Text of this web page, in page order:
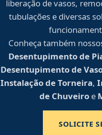
liberação de vasos,
tubulações e diversas
Conheça também
Desentupimento de
Desentupimento de
Instalação de Torneira,
de Chuveiro e
SOLICITE